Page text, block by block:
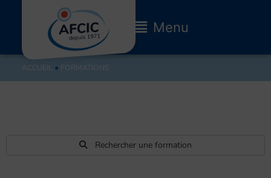
Main
Menu
Menu
ACCUEIL ● FORMATIONS
Rechercher une formation